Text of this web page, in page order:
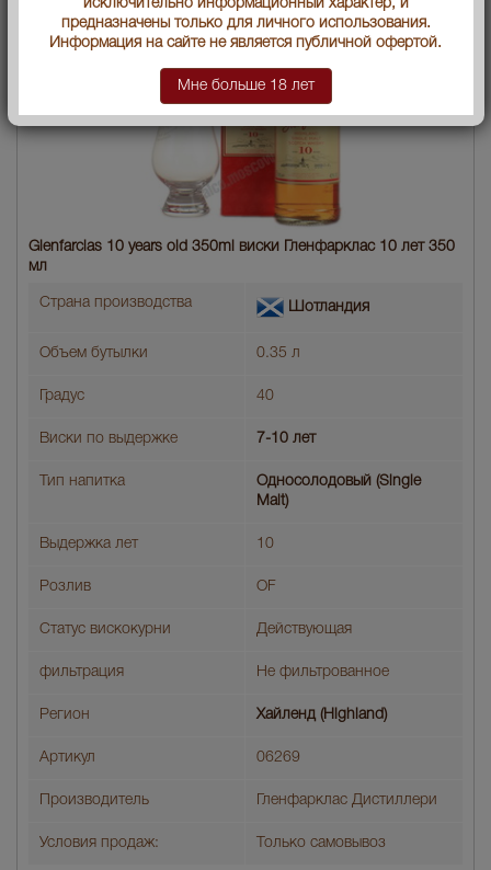
Glenfarclas 10 years old 350ml виски Гленфарклас 10 лет 350
мл
Страна производства Шотландия
Объем бутылки 0.35 л
Градус 40
Виски по выдержке 7-10 лет
Тип напитка
Односолодовый (Single
Malt)
Выдержка лет 10
Розлив OF
Статус вискокурни Действующая
фильтрация Не фильтрованное
Регион Хайленд (Highland)
Артикул 06269
Производитель Гленфарклас Дистиллери
Условия продаж: Только самовывоз
исключительно информационный характер, и
предназначены только для личного использования.
Информация на сайте не является публичной офертой.
Мне больше 18 лет